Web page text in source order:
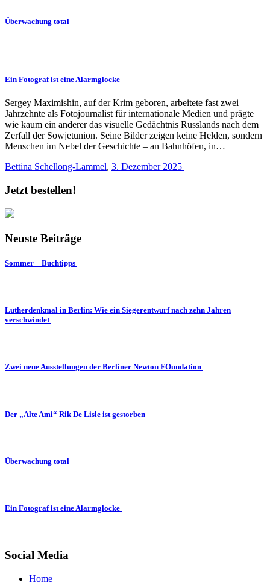
Überwachung total
Ein Fotograf ist eine Alarmglocke
Sergey Maximishin, auf der Krim geboren, arbeitete fast zwei
Jahrzehnte als Fotojournalist für internationale Medien und prägte
wie kaum ein anderer das visuelle Gedächtnis Russlands nach dem
Zerfall der Sowjetunion. Seine Bilder zeigen keine Helden, sondern
Menschen im Nebel der Geschichte – an Bahnhöfen, in…
Bettina Schellong-Lammel, 3. Dezember 2025
Jetzt bestellen!
Neuste Beiträge
Sommer – Buchtipps
Lutherdenkmal in Berlin: Wie ein Siegerentwurf nach zehn Jahren
verschwindet
Zwei neue Ausstellungen der Berliner Newton FOundation
Der „Alte Ami“ Rik De Lisle ist gestorben
Überwachung total
Ein Fotograf ist eine Alarmglocke
Social Media
Home